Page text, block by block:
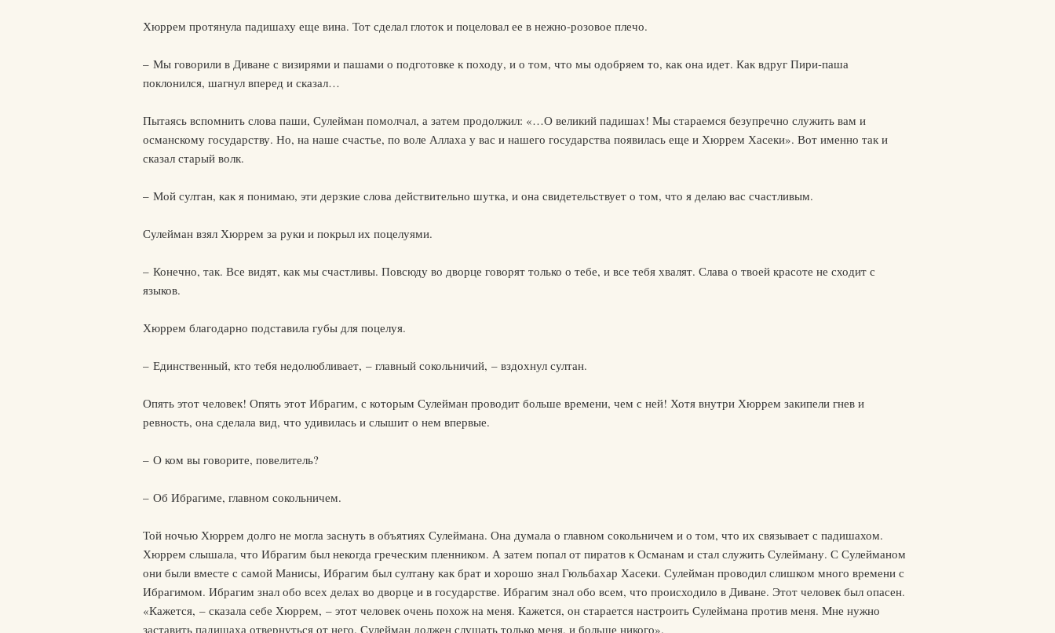
Хюррем протянула падишаху еще вина. Тот сделал глоток и поцеловал ее в нежно-розовое плечо.
– Мы говорили в Диване с визирями и пашами о подготовке к походу, и о том, что мы одобряем то, как она идет. Как вдруг Пири-паша
поклонился, шагнул вперед и сказал…
Пытаясь вспомнить слова паши, Сулейман помолчал, а затем продолжил: «…О великий падишах! Мы стараемся безупречно служить вам и
османскому государству. Но, на наше счастье, по воле Аллаха у вас и нашего государства появилась еще и Хюррем Хасеки». Вот именно так и
сказал старый волк.
– Мой султан, как я понимаю, эти дерзкие слова действительно шутка, и она свидетельствует о том, что я делаю вас счастливым.
Сулейман взял Хюррем за руки и покрыл их поцелуями.
– Конечно, так. Все видят, как мы счастливы. Повсюду во дворце говорят только о тебе, и все тебя хвалят. Слава о твоей красоте не сходит с
языков.
Хюррем благодарно подставила губы для поцелуя.
– Единственный, кто тебя недолюбливает, – главный сокольничий, – вздохнул султан.
Опять этот человек! Опять этот Ибрагим, с которым Сулейман проводит больше времени, чем с ней! Хотя внутри Хюррем закипели гнев и
ревность, она сделала вид, что удивилась и слышит о нем впервые.
– О ком вы говорите, повелитель?
– Об Ибрагиме, главном сокольничем.
Той ночью Хюррем долго не могла заснуть в объятиях Сулеймана. Она думала о главном сокольничем и о том, что их связывает с падишахом.
Хюррем слышала, что Ибрагим был некогда греческим пленником. А затем попал от пиратов к Османам и стал служить Сулейману. С Сулейманом
они были вместе с самой Манисы, Ибрагим был султану как брат и хорошо знал Гюльбахар Хасеки. Сулейман проводил слишком много времени с
Ибрагимом. Ибрагим знал обо всех делах во дворце и в государстве. Ибрагим знал обо всем, что происходило в Диване. Этот человек был опасен.
«Кажется, – сказала себе Хюррем, – этот человек очень похож на меня. Кажется, он старается настроить Сулеймана против меня. Мне нужно
заставить падишаха отвернуться от него. Сулейман должен слушать только меня, и больше никого».